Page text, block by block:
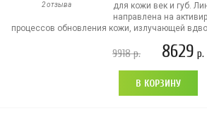
2 отзыва
для кожи век и губ.
направлена на
процессов обновления кожи, излучающей
9918р. 8629 р.
В КОРЗИНУ